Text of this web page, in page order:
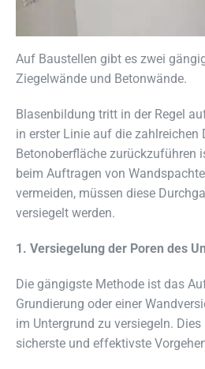
Auf Baustellen gibt es zwei
Ziegelwände und Betonwände.
Blasenbildung tritt in der Regel
in erster Linie auf die zahlreichen
Betonoberfläche zurückzuführen
beim Auftragen von
vermeiden, müssen diese
versiegelt werden.
1. Versiegelung der Poren des
Die gängigste Methode ist das
Grundierung oder einer
im Untergrund zu versiegeln.
sicherste und effektivste